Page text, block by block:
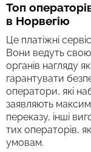
Топ
в Норвегію
Це платіжні
Вони ведуть свою
органів нагляду як
гарантувати
оператори, які
заявляють
переказу, інші
тих операторів,
умовам.